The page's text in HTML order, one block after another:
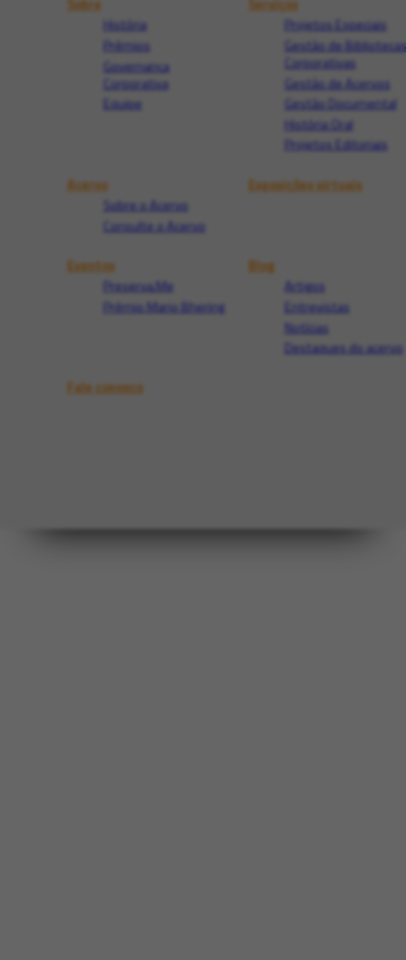
Sobre
História
Prêmios
Governança
Corporativa
Equipe
Serviços
Projetos Especiais
Gestão de Bibliotecas
Corporativas
Gestão de Acervos
Gestão Documental
História Oral
Projetos Editoriais
Acervo
Sobre o Acervo
Consulte o Acervo
Exposições virtuais
Eventos
Preserva.Me
Prêmio Mario Bhering
Blog
Artigos
Entrevistas
Notícias
Destaques do acervo
Fale conosco